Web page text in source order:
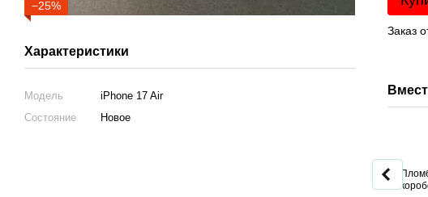
−25%
Характеристики
Модель
iPhone 17 Air
Состояние
Новое
Заказ